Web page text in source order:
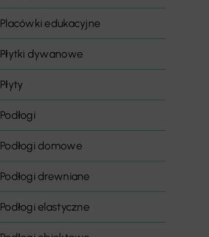
Placówki edukacyjne
Płytki dywanowe
Płyty
Podłogi
Podłogi domowe
Podłogi drewniane
Podłogi elastyczne